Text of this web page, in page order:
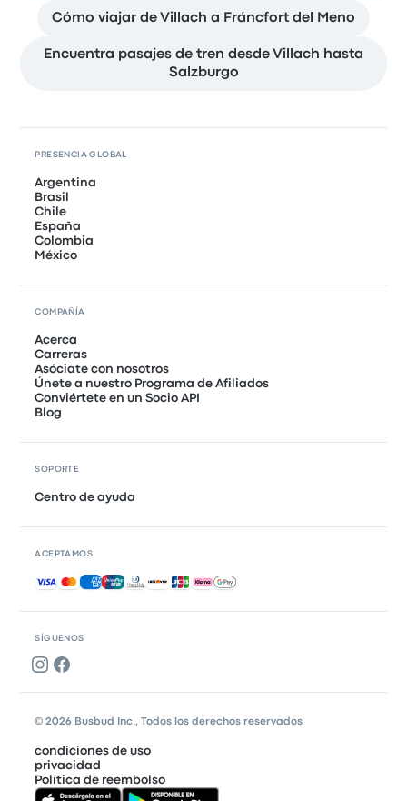
Cómo viajar de Villach a Fráncfort del Meno
Encuentra pasajes de tren desde Villach hasta
Salzburgo
SÍGUENOS
PRESENCIA GLOBAL
Argentina
Brasil
Chile
España
Colombia
México
COMPAÑÍA
Acerca
Carreras
Asóciate con nosotros
Únete a nuestro Programa de Afiliados
Conviértete en un Socio API
Blog
SOPORTE
Centro de ayuda
ACEPTAMOS
Pagos aceptados
© 2026 Busbud Inc., Todos los derechos reservados
condiciones de uso
privacidad
Política de reembolso